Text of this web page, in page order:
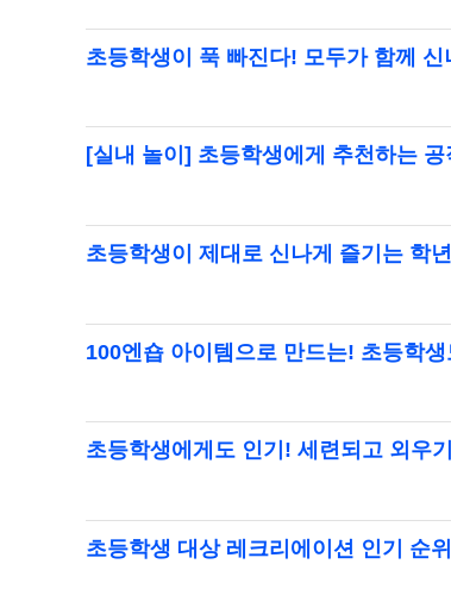
초등학생이 푹 빠진다! 모두가 함께
[실내 놀이] 초등학생에게 추천하는
초등학생이 제대로 신나게 즐기는 학
100엔숍 아이템으로 만드는! 초등학
초등학생에게도 인기! 세련되고 외우
초등학생 대상 레크리에이션 인기 순위